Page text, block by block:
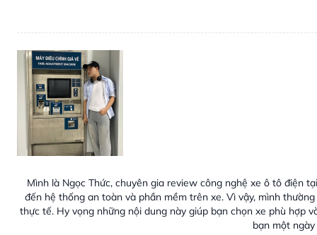
Mình là Ngọc Thức, chuyên gia review công nghệ xe ô tô điện
đến hệ thống an toàn và phần mềm trên xe. Vì vậy, mình
thực tế. Hy vọng những nội dung này giúp bạn chọn xe phù hợp
bạn một